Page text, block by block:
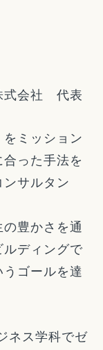
式会社 代表
をミッション
った手法を
サルタン
豊かさを通
ルディングで
ゴールを達
ネス学科でゼ